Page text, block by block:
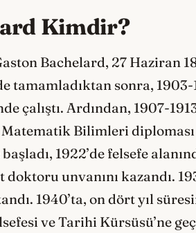
Kimdir?
Bachelard, 27 Haziran
sonra, 1903-
çalıştı. Ardından, 1907-
Matematik Bilimleri
1922’de felsefe
unvanını kazandı.
1940’ta, on dört yıl
ve Tarihi Kürsüsü’ne